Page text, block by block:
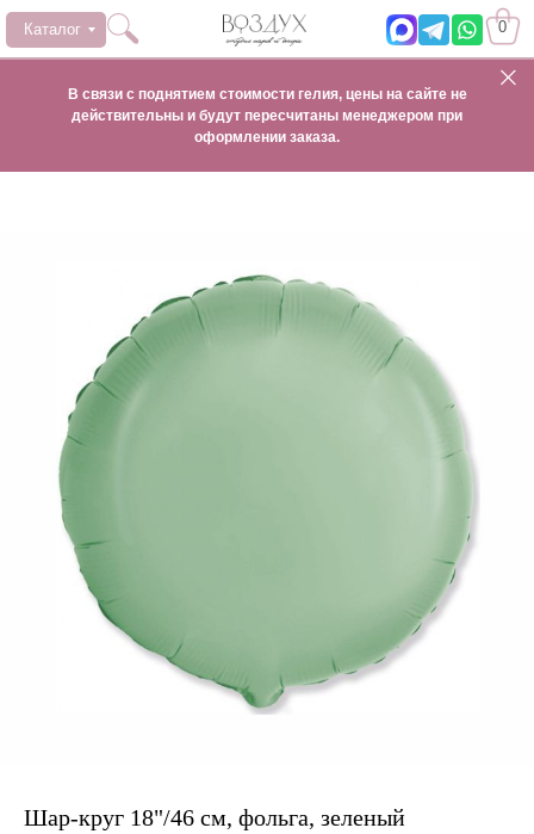
0
Каталог
В связи с поднятием стоимости гелия, цены на сайте не
действительны и будут пересчитаны менеджером при
оформлении заказа.
Шар-круг 18"/46 см, фольга, зеленый